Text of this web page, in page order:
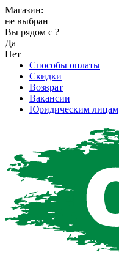
Магазин:
не выбран
Вы рядом с ?
Да
Нет
Способы оплаты
Скидки
Возврат
Вакансии
Юридическим лицам